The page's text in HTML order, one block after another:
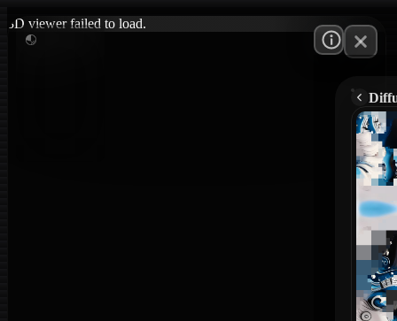
3D viewer failed to load.